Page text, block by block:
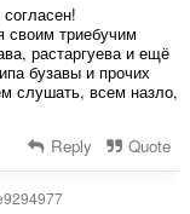
своим триебучим
растаргуева и ещё
бузавы и прочих
слушать, всем назло,
Reply Quote